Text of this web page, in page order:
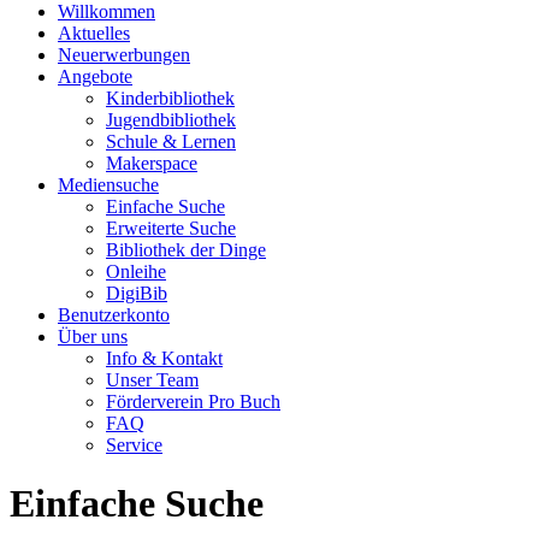
Willkommen
Aktuelles
Neuerwerbungen
Angebote
Kinderbibliothek
Jugendbibliothek
Schule & Lernen
Makerspace
Mediensuche
Einfache Suche
Erweiterte Suche
Bibliothek der Dinge
Onleihe
DigiBib
Benutzerkonto
Über uns
Info & Kontakt
Unser Team
Förderverein Pro Buch
FAQ
Service
Einfache Suche